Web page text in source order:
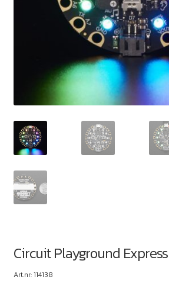
Circuit Playground Express
Art.nr: 114138